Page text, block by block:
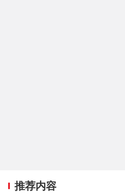
推荐内容